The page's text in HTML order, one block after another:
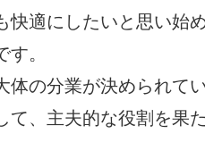
適にしたいと思い始め
。
の分業が決められて
、主夫的な役割を果